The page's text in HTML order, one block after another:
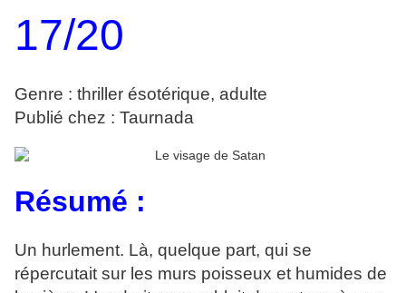
17/20
Genre : thriller ésotérique, adulte
Publié chez : Taurnada
Résumé :
Un hurlement. Là, quelque part, qui se
répercutait sur les murs poisseux et humides de